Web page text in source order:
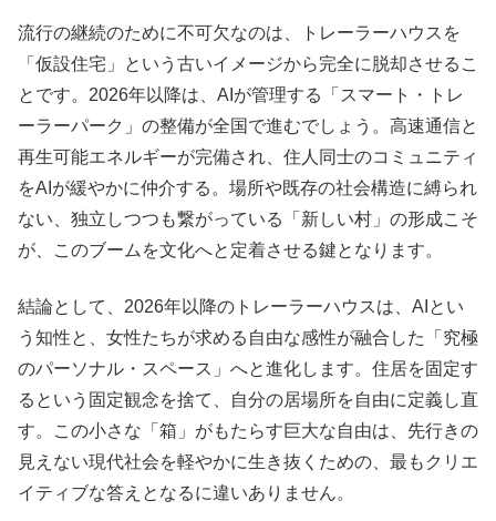
流行の継続のために不可欠なのは、トレーラーハウスを
「仮設住宅」という古いイメージから完全に脱却させるこ
とです。2026年以降は、AIが管理する「スマート・トレ
ーラーパーク」の整備が全国で進むでしょう。高速通信と
再生可能エネルギーが完備され、住人同士のコミュニティ
をAIが緩やかに仲介する。場所や既存の社会構造に縛られ
ない、独立しつつも繋がっている「新しい村」の形成こそ
が、このブームを文化へと定着させる鍵となります。
結論として、2026年以降のトレーラーハウスは、AIとい
う知性と、女性たちが求める自由な感性が融合した「究極
のパーソナル・スペース」へと進化します。住居を固定す
るという固定観念を捨て、自分の居場所を自由に定義し直
す。この小さな「箱」がもたらす巨大な自由は、先行きの
見えない現代社会を軽やかに生き抜くための、最もクリエ
イティブな答えとなるに違いありません。